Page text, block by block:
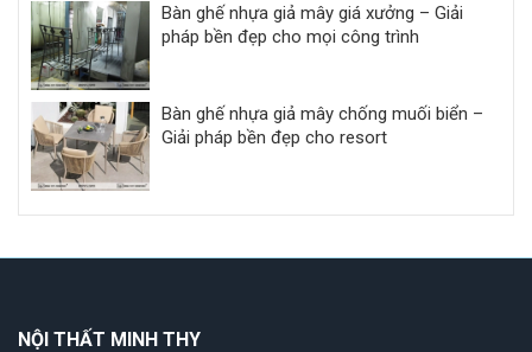
Bàn ghế nhựa giả mây giá xưởng – Giải
pháp bền đẹp cho mọi công trình
Bàn ghế nhựa giả mây chống muối biển –
Giải pháp bền đẹp cho resort
NỘI THẤT MINH THY